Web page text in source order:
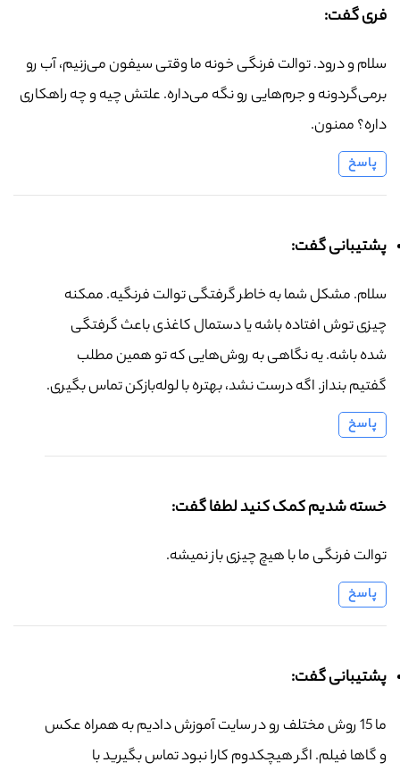
فری گفت:
سلام و درود. توالت فرنگی خونه ما وقتی سیفون می‌زنیم، آب رو
برمی‌گردونه و جرم‌هایی رو نگه می‌داره. علتش چیه و چه راهکاری
داره؟ ممنون.
پاسخ
پشتیبانی گفت:
سلام. مشکل شما به خاطر گرفتگی توالت فرنگیه. ممکنه
چیزی توش افتاده باشه یا دستمال کاغذی باعث گرفتگی
شده باشه. یه نگاهی به روش‌هایی که تو همین مطلب
گفتیم بنداز. اگه درست نشد، بهتره با لوله‌بازکن تماس بگیری.
پاسخ
خسته شدیم کمک کنید لطفا گفت:
توالت فرنگی ما با هیچ چیزی باز نمیشه.
پاسخ
پشتیبانی گفت:
ما 15 روش مختلف رو در سایت آموزش دادیم به همراه عکس
و گاها فیلم. اگر هیچکدوم کارا نبود تماس بگیرید با